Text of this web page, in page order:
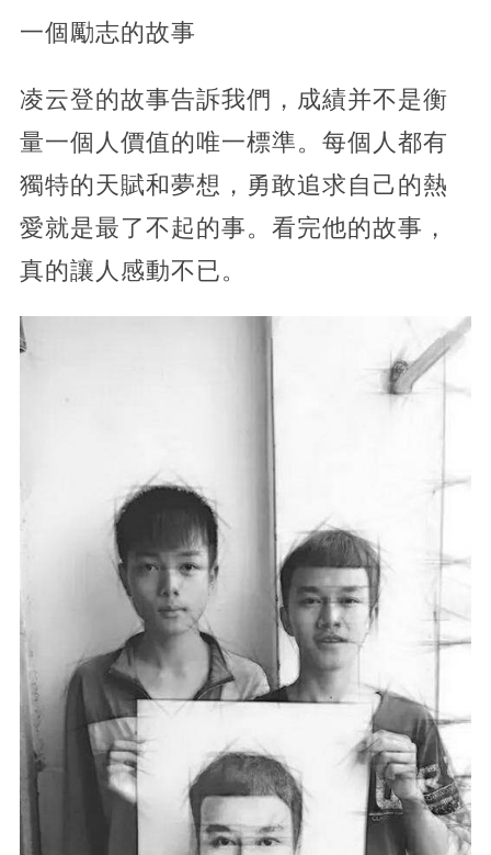
一個勵志的故事
凌云登的故事告訴我們，成績并不是衡
量一個人價值的唯一標準。每個人都有
獨特的天賦和夢想，勇敢追求自己的熱
愛就是最了不起的事。看完他的故事，
真的讓人感動不已。